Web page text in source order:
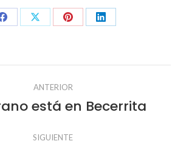
Share
Share
Share
Share
ANTERIOR
Publicación
está en Becerrita
SIGUIENTE